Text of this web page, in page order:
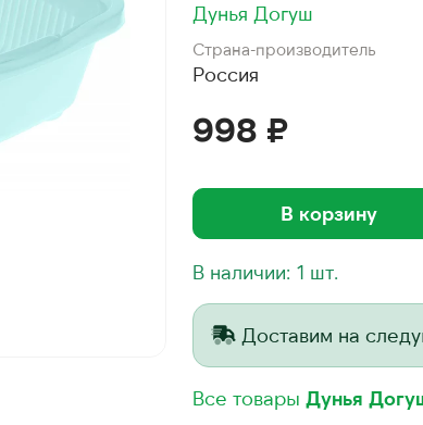
Дунья Догуш
Страна-производитель
Россия
998 ₽
В корзину
В наличии: 1 шт.
Доставим на
Все товары Дунья